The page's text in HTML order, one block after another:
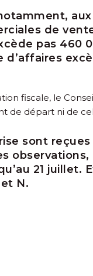
de
pas
fiscale, le
de départ ni de
sont
21 juillet.
N.